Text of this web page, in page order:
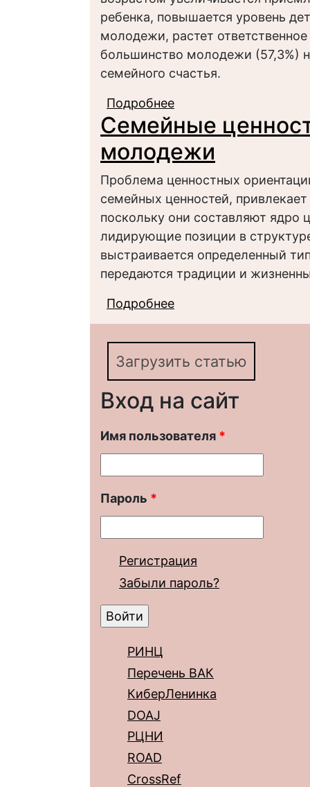
ребенка, повышается уровень
молодежи, растет
большинство молодежи (57,3%)
семейного счастья.
Подробнее
установок и
Семейные
молодежи
Проблема ценностных
семейных ценностей,
поскольку они составляют
лидирующие позиции в
выстраивается определенный
передаются традиции и
Подробнее
Загрузить статью
Вход на сайт
Имя пользователя *
Пароль *
Регистрация
Забыли пароль?
РИНЦ
Перечень ВАК
КиберЛенинка
DOAJ
РЦНИ
ROAD
CrossRef